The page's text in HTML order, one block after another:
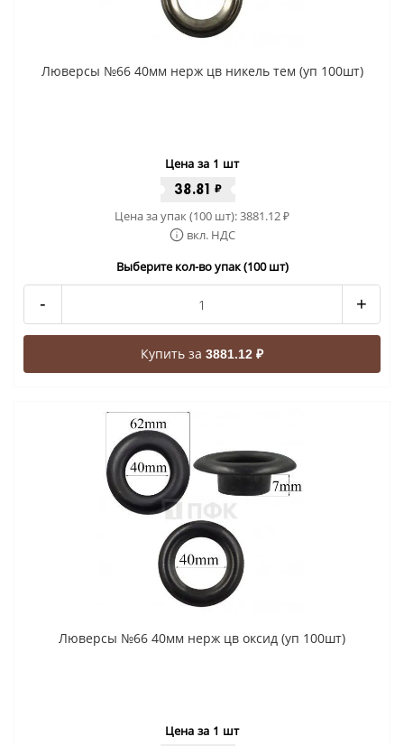
Люверсы №66 40мм нерж цв никель тем (уп 100шт)
Цена за 1 шт
38.81 ₽
Цена за упак (100 шт):3881.12₽
вкл. НДС
Выберите кол-во упак (100 шт)
- +
Купить за 3881.12 ₽
Люверсы №66 40мм нерж цв оксид (уп 100шт)
Цена за 1 шт